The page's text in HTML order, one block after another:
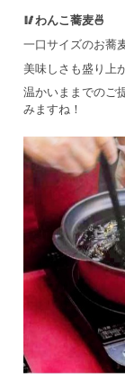
🥢わんこ蕎麦🍜
一口サイズのお蕎
美味しさも盛り上
温かいままでのご
みますね！